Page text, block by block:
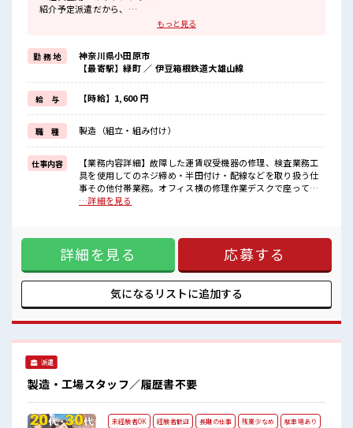
紹介予定派遣だから、
自分に職場が合うかお試しできるのがウレシイですね☆
これまでの経験を活かしませんか？
ブランクがあっても大丈夫♪
経験はちょっとだけ…という方もOK！
≪時間にメリハリを≫
残業はほとんどナシ！
場合によってはお願いすることもあります♪
≪機能的な制服アリ≫
制服があるので、
毎日の服装の悩み解消♪
■職場の雰囲気
『少人数』だからコミュニケーションも取りやすい？
しっかり休める休憩室あり！
安心してお仕事に集中♪
もっと見る
勤 務 地
神奈川県小田原市
【最寄駅】緑町 ／ 伊豆箱根鉄道大雄山線
給 与 【時給】1,600 円
職 種 製造（組立・組み付け）
仕事内容
【業務内容詳細】故障した運賃収受機器の修理、検査業務工
具を使用してのネジ締め・半田付け・配線などを取り扱う仕
事その他付帯業務。オフィス横の修理作業デスクで座って作
業します。【取扱製品情報】バス等に設置してある運賃箱 ■
≪経験者優遇≫ これまでの経験を活かしませんか？ ブランク
があっても大丈夫♪ 経験はちょっとだけ…という方もOK！
≪時間にメリハリを≫ 残業はほとんどナシ！ 場合によっては
お願いすることもあります♪ ≪機能的な制服アリ≫ 制服があ
るので、 毎日の服装の悩み解消♪ ■職場の雰囲気 『少人数』
だからコミュニケーションも取りやすい？ しっかり休める休
心してお仕事に集中♪
…詳細を見る
詳細を見る 応募する
気になるリストに追加する
派遣
製造・工場スタッフ／履歴書不要
未経験者OK 経験者歓迎 長期の仕事 残業少なめ
駐車場あり